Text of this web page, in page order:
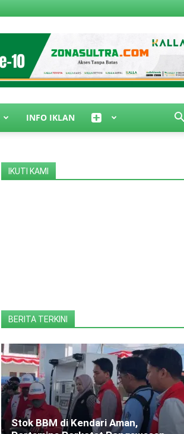
INFO IKLAN
IKUTI KAMI
BERITA TERKINI
Stok BBM di Kendari Aman,